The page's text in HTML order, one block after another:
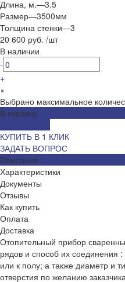
Длина, м.—3.5
Размер—3500мм
Толщина стенки—3
20 600 руб. /шт
В наличии
-
+
×
Выбрано максимальное
В корзину
КУПИТЬ В 1 КЛИК
ЗАДАТЬ ВОПРОС
Описание
Характеристики
Документы
Отзывы
Как купить
Оплата
Доставка
Отопительный прибор
рядов и способ их соединения
или к полу; а также диаметр и
отверстия по желанию